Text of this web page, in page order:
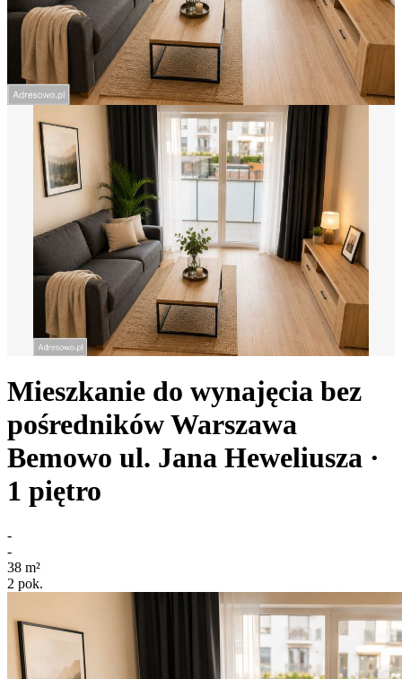
Mieszkanie do wynajęcia bez
pośrednikówWarszawa
Bemowo ul. Jana Heweliusza ·
1 piętro
-
-
38 m²
2 pok.